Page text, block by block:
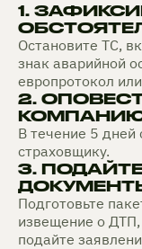
1.
Остановите ТС,
знак аварийной
европротокол
2.
В течение 5 дней
страховщику.
3.
Подготовьте
извещение о ДТП,
подайте